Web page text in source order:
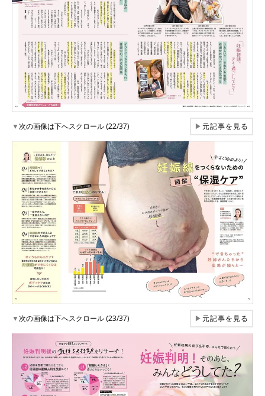
▼次の画像は下へスクロール (22/37) ▶元記事を見る
▼次の画像は下へスクロール (23/37) ▶元記事を見る